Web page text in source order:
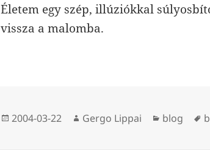
Életem egy szép, illúziókkal
vissza a malomba.
Közzétéve
2004-03-22 Szerző
Gergo Lippai Kategória
blog